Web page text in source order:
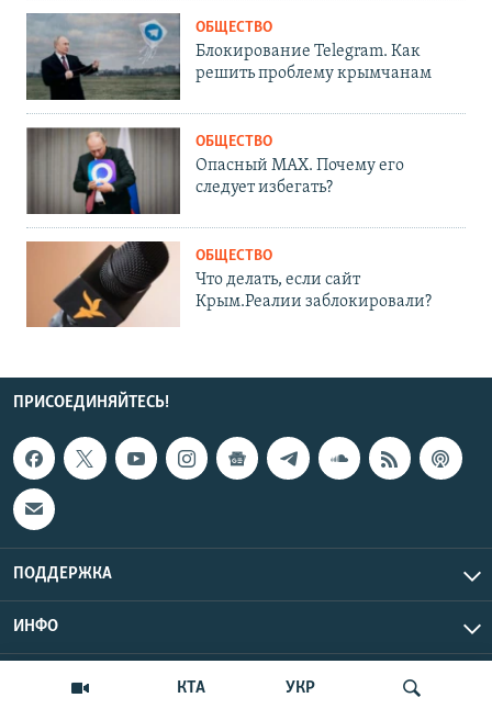
КТА УКР
ОБЩЕСТВО
Блокирование Telegram. Как
решить проблему крымчанам
ОБЩЕСТВО
Опасный MAX. Почему его
следует избегать?
ОБЩЕСТВО
Что делать, если сайт
Крым.Реалии заблокировали?
ПРИСОЕДИНЯЙТЕСЬ!
ПОДДЕРЖКА
ИНФО
Copyright Крым.Реалии, 2026 | Все права защищены.
UTC+3